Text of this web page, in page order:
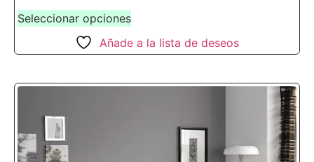
Seleccionar opciones
Añade a la lista de deseos